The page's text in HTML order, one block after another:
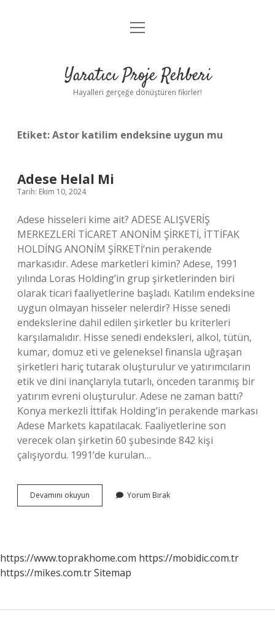
Anasayfa
Yasal Uyarı
menüyü
Yaratıcı Proje Rehberi
Hayalleri gerçeğe dönüştüren fikirler!
Etiket:Astor katilim endeksine uygun mu
Adese Helal Mi
Tarih: Ekim 10, 2024
Adese hisseleri kime ait? ADESE ALIŞVERİŞ
MERKEZLERİ TİCARET ANONİM ŞİRKETİ, İTTİFAK
HOLDİNG ANONİM ŞİRKETİ’nin perakende
markasıdır. Adese marketleri kimin? Adese, 1991
yılında Loras Holding’in grup şirketlerinden biri
olarak ticari faaliyetlerine başladı. Katılım endeksine
uygun olmayan hisseler nelerdir? Hisse senedi
endekslerine dahil edilen şirketler bu kriterleri
karşılamalıdır. Hisse senedi endeksleri, alkol, tütün,
kumar, domuz eti ve geleneksel finansla uğraşan
şirketleri hariç tutarak oluşturulur ve yatırımcıların
etik ve dini inançlarıyla tutarlı, önceden taranmış bir
yatırım evreni oluşturulur. Adese ne zaman battı?
Konya merkezli İttifak Holding’in perakende markası
Adese Markets kapatılacak. Faaliyetlerine son
verecek olan şirketin 60 şubesinde 842 kişi
çalışıyordu. 1991’de kurulan…
Devamını okuyun
Helal
Yorum Bırak
https://www.toprakhome.com https://mobidic.com.tr
https://mikes.com.trSitemap